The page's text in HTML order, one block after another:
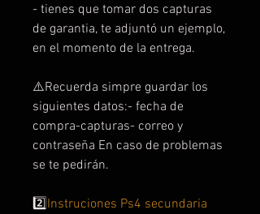
- tienes que tomar dos capturas
de garantia, te adjuntó un ejemplo,
en el momento de la entrega.
⚠️Recuerda simpre guardar los
siguientes datos:- fecha de
compra-capturas- correo y
contraseña En caso de problemas
se te pedirán.
2️⃣Instruciones Ps4 secundaria